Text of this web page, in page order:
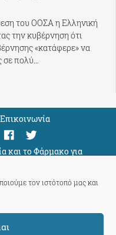
τον ιστότοπό μας και
του ΟΟΣΑ η Ελληνική
την κυβέρνηση ότι
«κατάφερε» να
σε πολύ…
Eπικοινωνία
και το Φάρμακο για
Support